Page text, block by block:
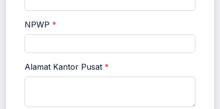
NPWP *
Alamat Kantor Pusat *